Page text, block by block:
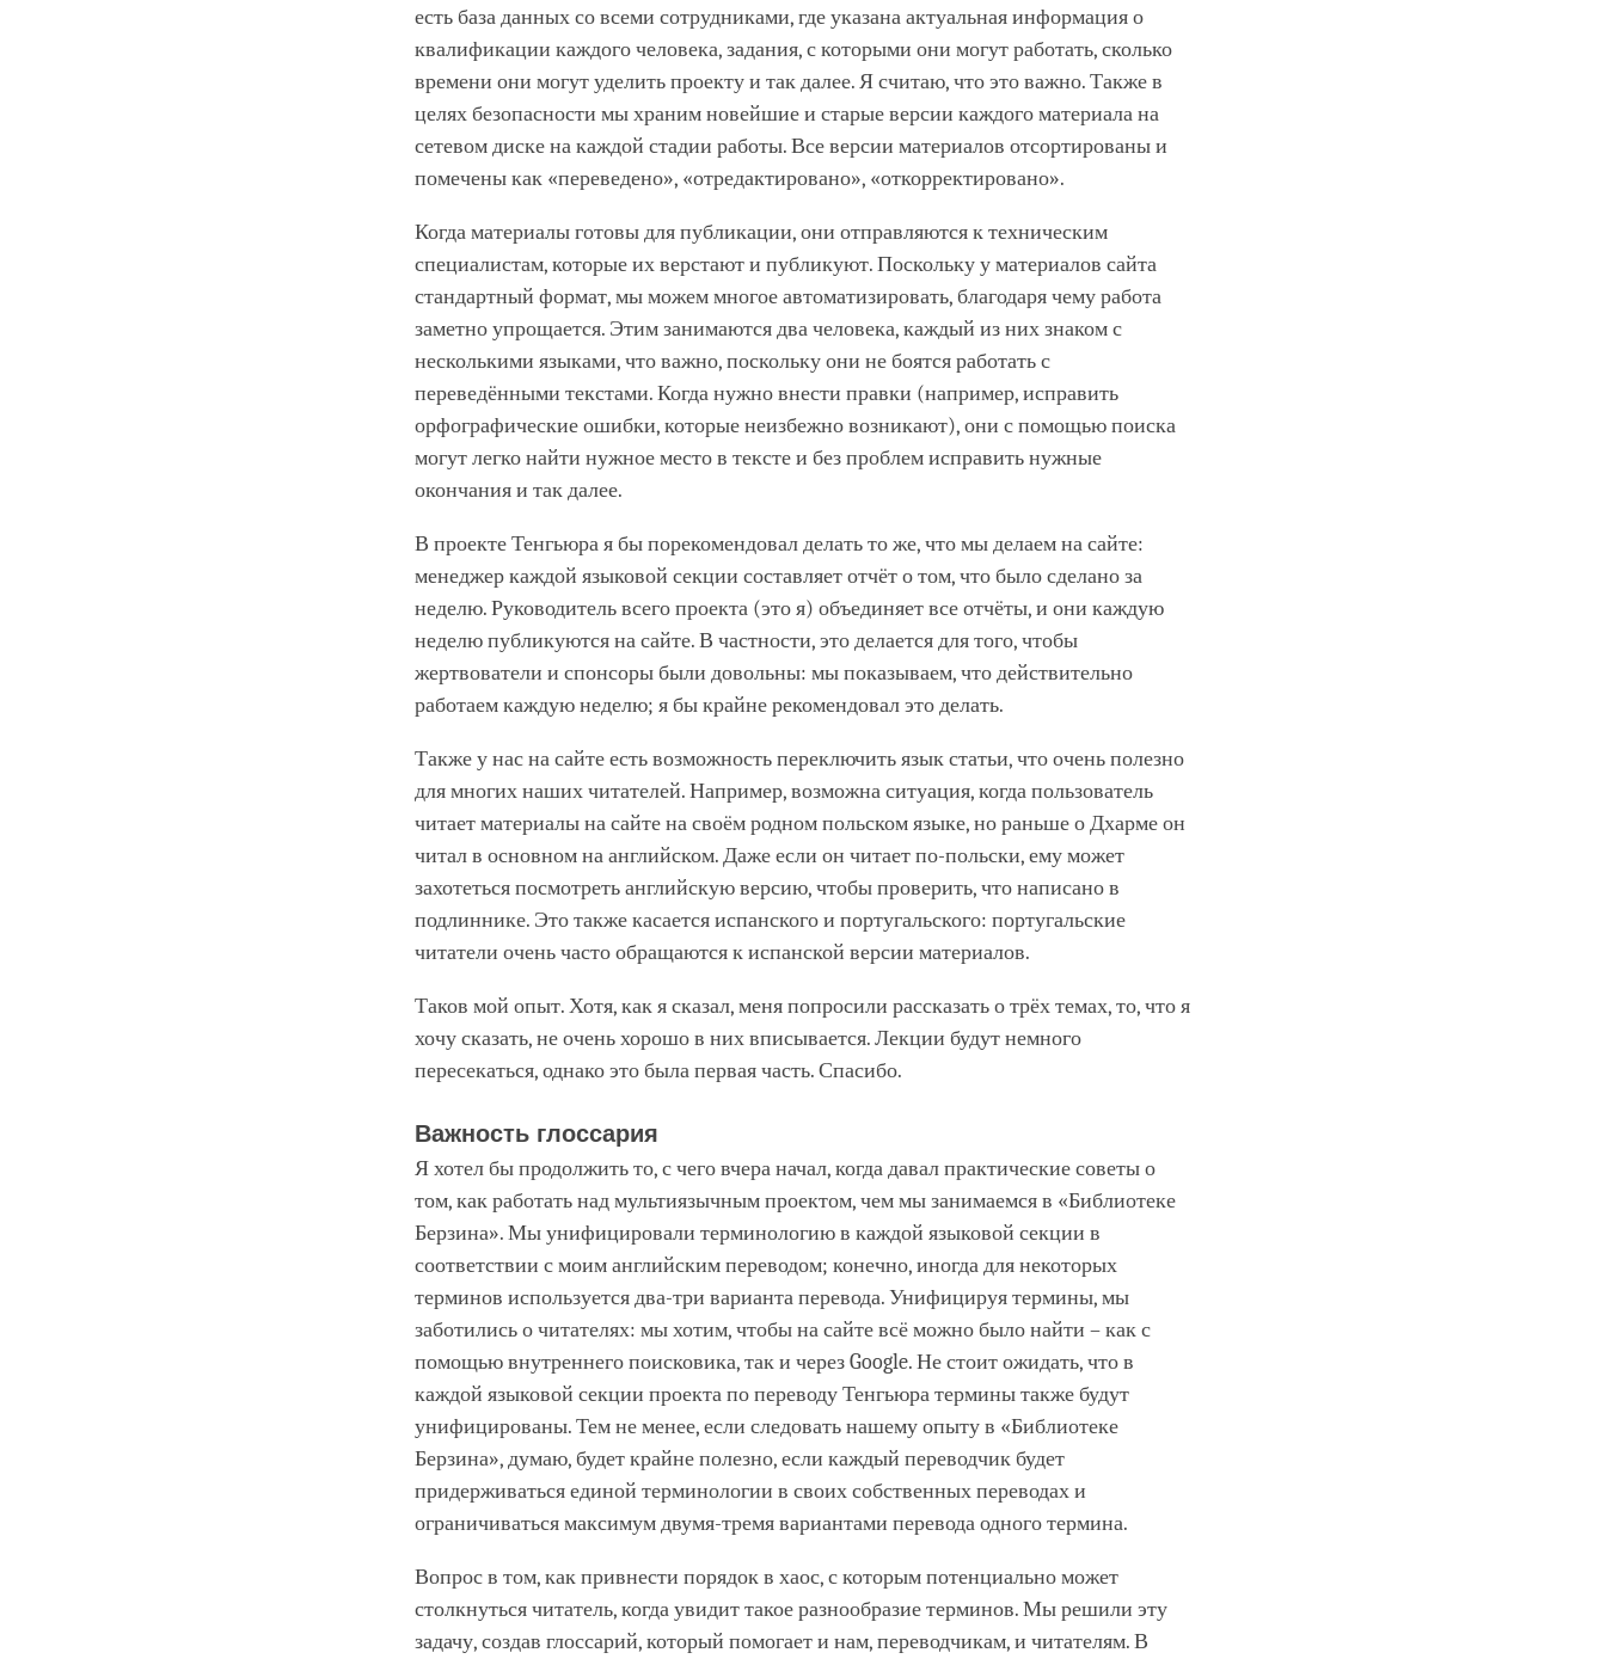
есть база данных со всеми сотрудниками, где указана актуальная информация о
квалификации каждого человека, задания, с которыми они могут работать, сколько
времени они могут уделить проекту и так далее. Я считаю, что это важно. Также в
целях безопасности мы храним новейшие и старые версии каждого материала на
сетевом диске на каждой стадии работы. Все версии материалов отсортированы и
помечены как «переведено», «отредактировано», «откорректировано».
Когда материалы готовы для публикации, они отправляются к техническим
специалистам, которые их верстают и публикуют. Поскольку у материалов сайта
стандартный формат, мы можем многое автоматизировать, благодаря чему работа
заметно упрощается. Этим занимаются два человека, каждый из них знаком с
несколькими языками, что важно, поскольку они не боятся работать с
переведёнными текстами. Когда нужно внести правки (например, исправить
орфографические ошибки, которые неизбежно возникают), они с помощью поиска
могут легко найти нужное место в тексте и без проблем исправить нужные
окончания и так далее.
В проекте Тенгьюра я бы порекомендовал делать то же, что мы делаем на сайте:
менеджер каждой языковой секции составляет отчёт о том, что было сделано за
неделю. Руководитель всего проекта (это я) объединяет все отчёты, и они каждую
неделю публикуются на сайте. В частности, это делается для того, чтобы
жертвователи и спонсоры были довольны: мы показываем, что действительно
работаем каждую неделю; я бы крайне рекомендовал это делать.
Также у нас на сайте есть возможность переключить язык статьи, что очень полезно
для многих наших читателей. Например, возможна ситуация, когда пользователь
читает материалы на сайте на своём родном польском языке, но раньше о Дхарме он
читал в основном на английском. Даже если он читает по-польски, ему может
захотеться посмотреть английскую версию, чтобы проверить, что написано в
подлиннике. Это также касается испанского и португальского: португальские
читатели очень часто обращаются к испанской версии материалов.
Таков мой опыт. Хотя, как я сказал, меня попросили рассказать о трёх темах, то, что я
хочу сказать, не очень хорошо в них вписывается. Лекции будут немного
пересекаться, однако это была первая часть. Спасибо.
Важность глоссария
Я хотел бы продолжить то, с чего вчера начал, когда давал практические советы о
том, как работать над мультиязычным проектом, чем мы занимаемся в «Библиотеке
Берзина». Мы унифицировали терминологию в каждой языковой секции в
соответствии с моим английским переводом; конечно, иногда для некоторых
терминов используется два-три варианта перевода. Унифицируя термины, мы
заботились о читателях: мы хотим, чтобы на сайте всё можно было найти – как с
помощью внутреннего поисковика, так и через Google. Не стоит ожидать, что в
каждой языковой секции проекта по переводу Тенгьюра термины также будут
унифицированы. Тем не менее, если следовать нашему опыту в «Библиотеке
Берзина», думаю, будет крайне полезно, если каждый переводчик будет
придерживаться единой терминологии в своих собственных переводах и
ограничиваться максимум двумя-тремя вариантами перевода одного термина.
Вопрос в том, как привнести порядок в хаос, с которым потенциально может
столкнуться читатель, когда увидит такое разнообразие терминов. Мы решили эту
задачу, создав глоссарий, который помогает и нам, переводчикам, и читателям. В